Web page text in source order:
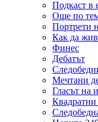
Подкаст в
Още по
Портрети
Как да
Финес
Дебатът
Мечтани
Гласът на
Квадратни